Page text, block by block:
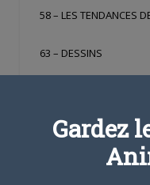
58 – LES TENDANCES
63 – DESSINS
DATE DE SORTIE
NOMBRE DE PAGES
Gardez